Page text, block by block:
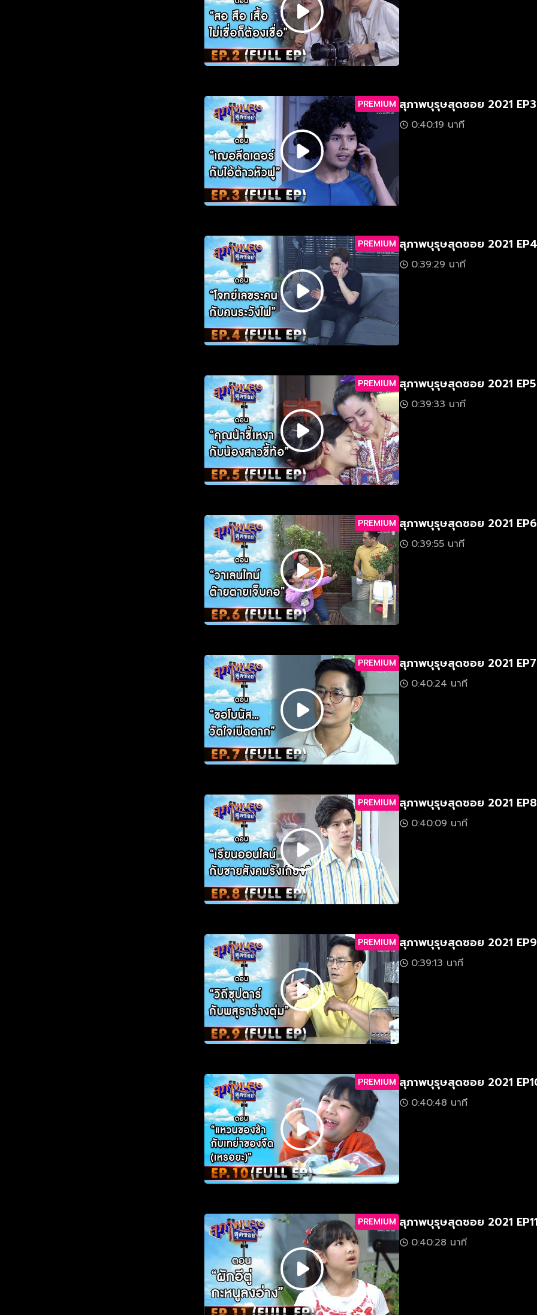
PREMIUM สุภาพบุรุษสุดซอย 2021 EP3
0:40:19 นาที
PREMIUM สุภาพบุรุษสุดซอย 2021 EP4
0:39:29 นาที
PREMIUM สุภาพบุรุษสุดซอย 2021 EP5
0:39:33 นาที
PREMIUM สุภาพบุรุษสุดซอย 2021 EP6
0:39:55 นาที
PREMIUM สุภาพบุรุษสุดซอย 2021 EP7
0:40:24 นาที
PREMIUM สุภาพบุรุษสุดซอย 2021 EP8
0:40:09 นาที
PREMIUM สุภาพบุรุษสุดซอย 2021 EP9
0:39:13 นาที
PREMIUM สุภาพบุรุษสุดซอย 2021
0:40:48 นาที
PREMIUM สุภาพบุรุษสุดซอย 2021
0:40:28 นาที